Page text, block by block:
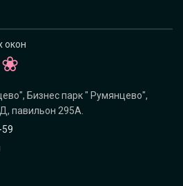
окон
Бизнес парк " Румянцево",
павильон 295A.